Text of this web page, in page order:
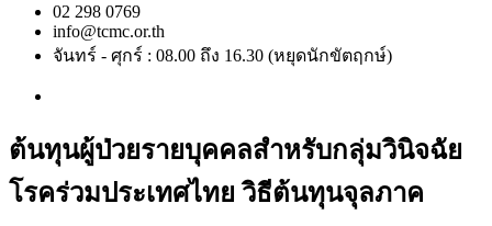
02 298 0769
info@tcmc.or.th
จันทร์ - ศุกร์ : 08.00 ถึง 16.30 (หยุดนักขัตฤกษ์)
ต้นทุนผู้ป่วยรายบุคคลสำหรับกลุ่มวินิจฉัย
โรคร่วมประเทศไทย วิธีต้นทุนจุลภาค